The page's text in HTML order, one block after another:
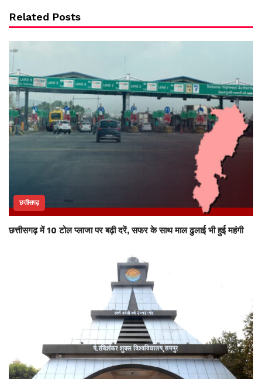
Related Posts
छत्तीसगढ़
छत्तीसगढ़ में 10 टोल प्लाजा पर बढ़ी दरें, सफर के साथ माल ढुलाई भी हुई महंगी